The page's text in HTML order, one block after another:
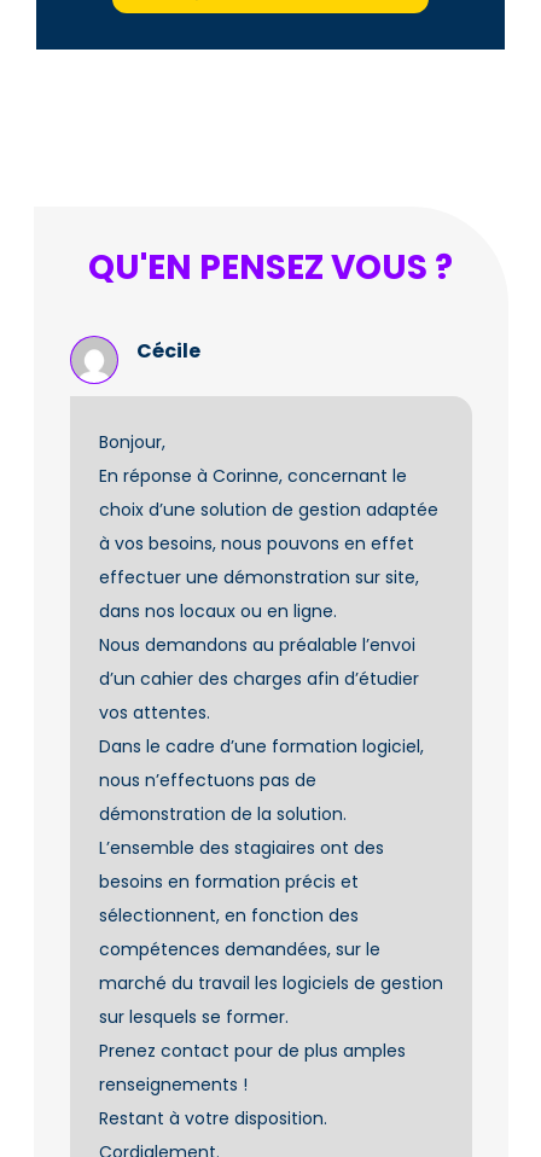
QU'EN PENSEZ VOUS ?
Cécile
Bonjour,
En réponse à Corinne, concernant le
choix d’une solution de gestion adaptée
à vos besoins, nous pouvons en effet
effectuer une démonstration sur site,
dans nos locaux ou en ligne.
Nous demandons au préalable l’envoi
d’un cahier des charges afin d’étudier
vos attentes.
Dans le cadre d’une formation logiciel,
nous n’effectuons pas de
démonstration de la solution.
L’ensemble des stagiaires ont des
besoins en formation précis et
sélectionnent, en fonction des
compétences demandées, sur le
marché du travail les logiciels de gestion
sur lesquels se former.
Prenez contact pour de plus amples
renseignements !
Restant à votre disposition.
Cordialement.